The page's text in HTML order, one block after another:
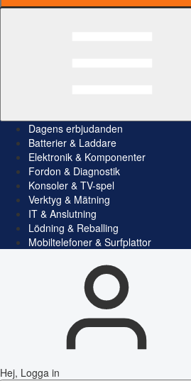
Dagens erbjudanden
Batterier & Laddare
Elektronik & Komponenter
Fordon & Diagnostik
Konsoler & TV-spel
Verktyg & Mätning
IT & Anslutning
Lödning & Reballing
Mobiltelefoner & Surfplattor
Hej, Logga in